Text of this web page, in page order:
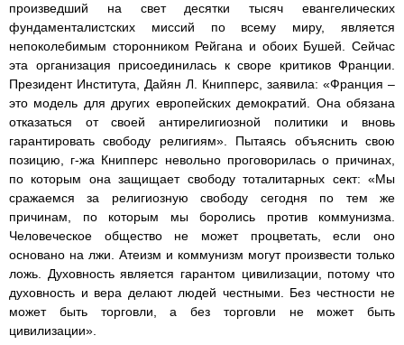
произведший на свет десятки тысяч евангелических
фундаменталистских миссий по всему миру, является
непоколебимым сторонником Рейгана и обоих Бушей. Сейчас
эта организация присоединилась к своре критиков Франции.
Президент Института, Дайян Л. Книпперс, заявила: «Франция –
это модель для других европейских демократий. Она обязана
отказаться от своей антирелигиозной политики и вновь
гарантировать свободу религиям». Пытаясь объяснить свою
позицию, г-жа Книпперс невольно проговорилась о причинах,
по которым она защищает свободу тоталитарных сект: «Мы
сражаемся за религиозную свободу сегодня по тем же
причинам, по которым мы боролись против коммунизма.
Человеческое общество не может процветать, если оно
основано на лжи. Атеизм и коммунизм могут произвести только
ложь. Духовность является гарантом цивилизации, потому что
духовность и вера делают людей честными. Без честности не
может быть торговли, а без торговли не может быть
цивилизации».